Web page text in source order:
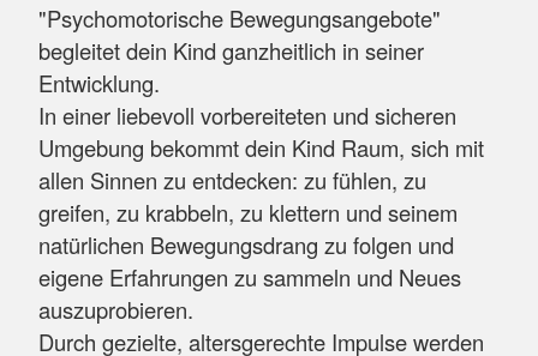
"Psychomotorische Bewegungsangebote"
begleitet dein Kind ganzheitlich in seiner
Entwicklung.
In einer liebevoll vorbereiteten und sicheren
Umgebung bekommt dein Kind Raum, sich mit
allen Sinnen zu entdecken: zu fühlen, zu
greifen, zu krabbeln, zu klettern und seinem
natürlichen Bewegungsdrang zu folgen und
eigene Erfahrungen zu sammeln und Neues
auszuprobieren.
Durch gezielte, altersgerechte Impulse werden